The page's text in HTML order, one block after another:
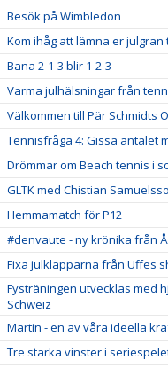
Besök på Wimbledon
Kom ihåg att lämna er
Bana 2-1-3 blir 1-2-3
Varma julhälsningar från
Välkommen till Pär Schmidts
Tennisfråga 4: Gissa antalet
Drömmar om Beach tennis i
GLTK med Chistian
Hemmamatch för P12
#denvaute - ny krönika från
Fixa julklapparna från Uffes
Fysträningen utvecklas med
Schweiz
Martin - en av våra ideella
Tre starka vinster i